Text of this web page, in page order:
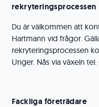
rekryteringsprocessen
Du är välkommen att
Hartmann vid frågor.
rekryteringsprocessen
Unger. Nås via växeln
Fackliga företrädare